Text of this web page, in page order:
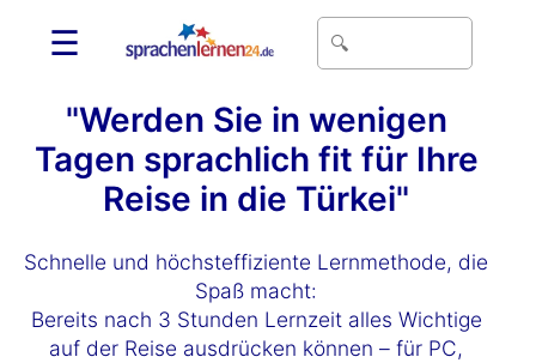
☰
"Werden Sie in wenigen
Tagen sprachlich fit für Ihre
Reise in die Türkei"
Schnelle und höchsteffiziente Lernmethode, die
Spaß macht:
Bereits nach 3 Stunden Lernzeit alles Wichtige
auf der Reise ausdrücken können – für PC,